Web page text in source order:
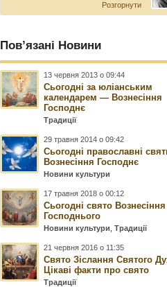
Розгорнути
Пов’язані Новини
13 червня 2013 о 09:44
Сьогодні за юліанським
календарем — Вознесіння
Господнє
Традиції
29 травня 2014 о 09:42
Сьогодні православні
Вознесіння Господнє
Новини культури
17 травня 2018 о 00:12
Сьогодні свято Вознесіння
Господнього
Новини культури ,Традиції
21 червня 2016 о 11:35
Свято Зіслання Святого
Цікаві факти про свято
Традиції